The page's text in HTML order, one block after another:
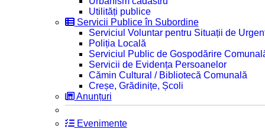
Utilități publice
Servicii Publice în Subordine
Serviciul Voluntar pentru Situații de
Poliția Locală
Serviciul Public de Gospodărire
Servicii de Evidența Persoanelor
Cămin Cultural / Bibliotecă Comunală
Creșe, Grădinițe, Școli
Anunțuri
Evenimente